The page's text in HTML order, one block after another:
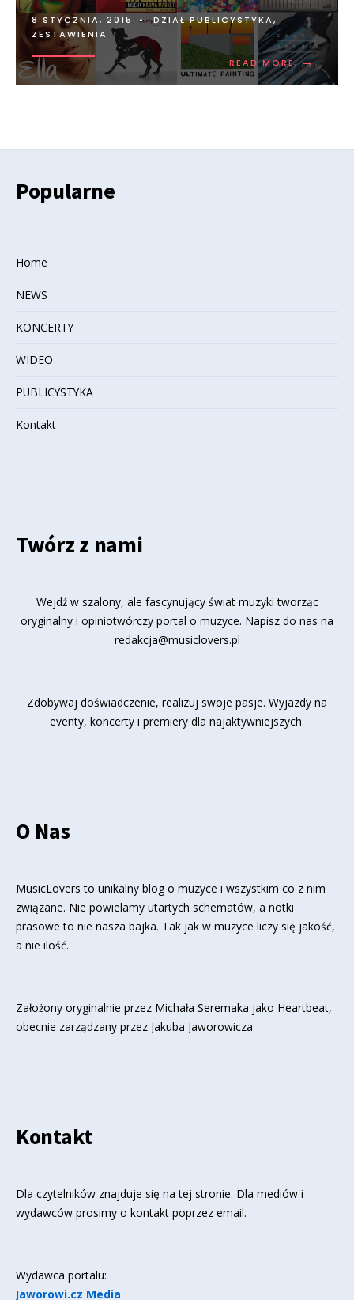
8 STYCZNIA, 2015 • DZIAŁ PUBLICYSTYKA,
ZESTAWIENIA
READ MORE →
Popularne
Home
NEWS
KONCERTY
WIDEO
PUBLICYSTYKA
Kontakt
Twórz z nami
Wejdź w szalony, ale fascynujący świat muzyki tworząc
oryginalny i opiniotwórczy portal o muzyce. Napisz do nas na
redakcja@musiclovers.pl
Zdobywaj doświadczenie, realizuj swoje pasje. Wyjazdy na
eventy, koncerty i premiery dla najaktywniejszych.
O Nas
MusicLovers to unikalny blog o muzyce i wszystkim co z nim
związane. Nie powielamy utartych schematów, a notki
prasowe to nie nasza bajka. Tak jak w muzyce liczy się jakość,
a nie ilość.
Założony oryginalnie przez Michała Seremaka jako Heartbeat,
obecnie zarządzany przez Jakuba Jaworowicza.
Kontakt
Dla czytelników znajduje się na tej stronie. Dla mediów i
wydawców prosimy o kontakt poprzez email.
Wydawca portalu:
Jaworowi.cz Media